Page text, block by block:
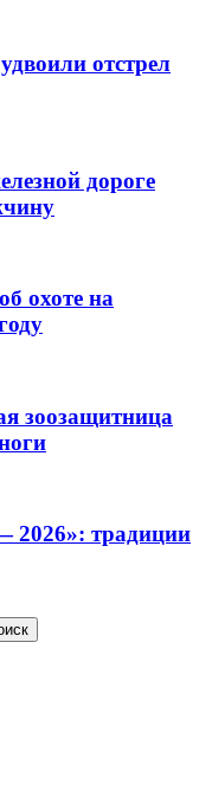
отстрел
дороге
охоте на
зоозащитница
2026»: традиции